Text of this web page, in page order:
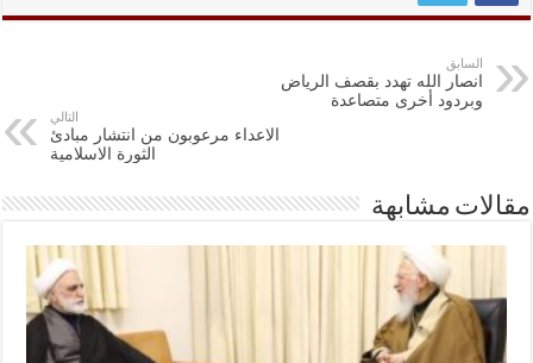
السابق
انصار الله تهدد بقصف الریاض
وبردود أخری متصاعدة
التالي
الاعداء مرعوبون من انتشار مبادئ
الثورة الاسلامية
مقالات مشابهة